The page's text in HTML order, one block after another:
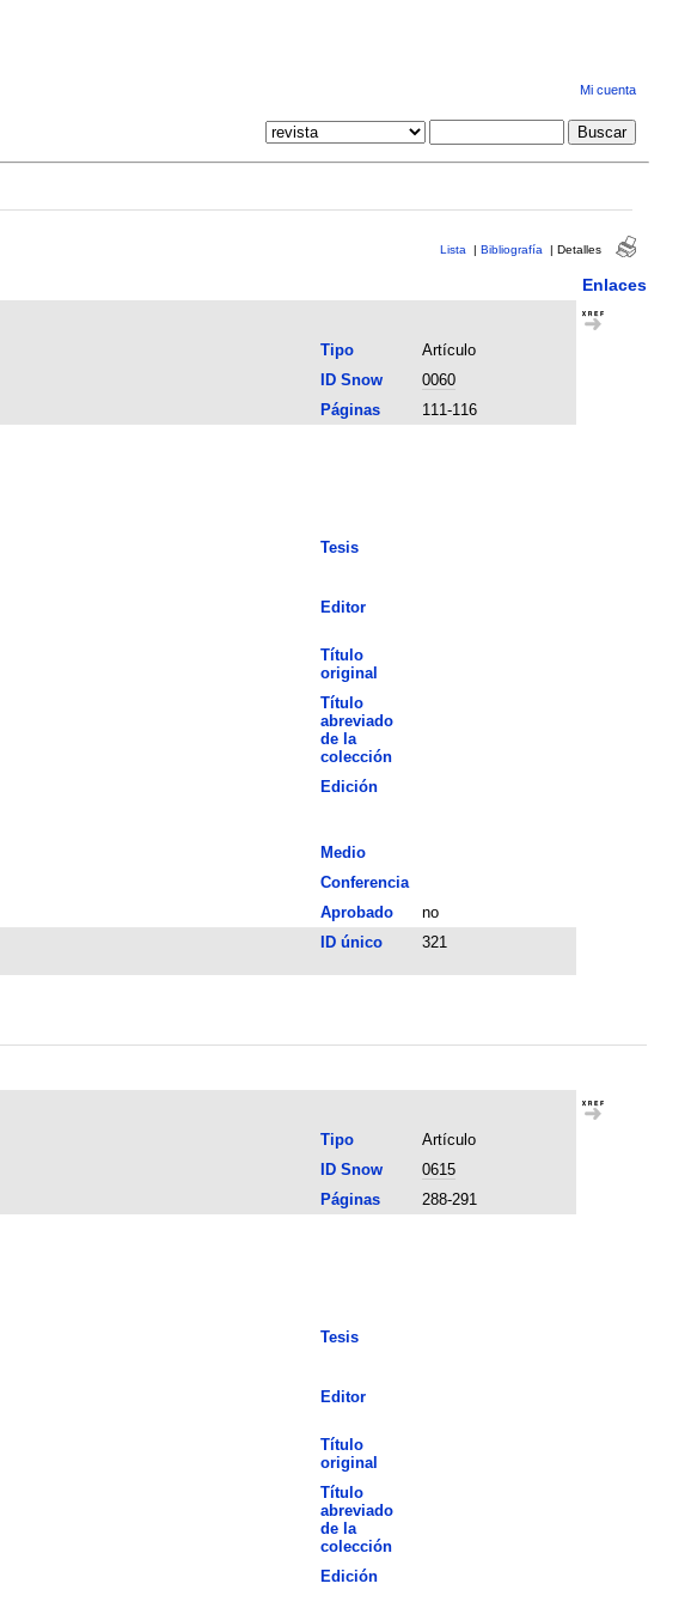
Mi cuenta
Lista | Bibliografía | Detalles
Enlaces
Tipo
Artículo
ID Snow
0060
Páginas
111-116
Tesis
Editor
Título
original
Título
abreviado
de la
colección
Edición
Medio
Conferencia
Aprobado
no
ID único 321
Tipo
Artículo
ID Snow
0615
Páginas
288-291
Tesis
Editor
Título
original
Título
abreviado
de la
colección
Edición